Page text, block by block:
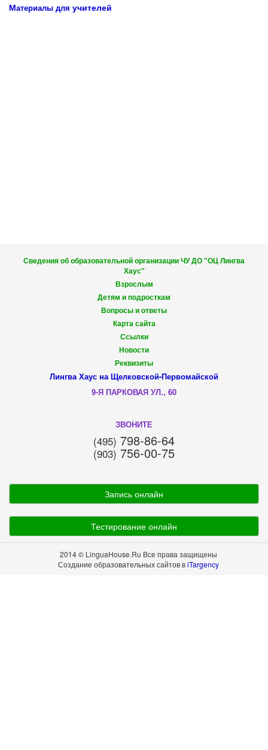
Материалы для учителей
Сведения об образовательной организации ЧУ ДО "ОЦ Лингва
Хаус"
Взрослым
Детям и подросткам
Вопросы и ответы
Карта сайта
Ссылки
Новости
Реквизиты
Лингва Хаус на Щелковской-Первомайской
9-Я ПАРКОВАЯ УЛ., 60
ЗВОНИТЕ
(495) 798-86-64
(903) 756-00-75
Запись онлайн
Тестирование онлайн
2014 © LinguaHouse.Ru Все права защищены
Создание образовательных сайтов вiTargency